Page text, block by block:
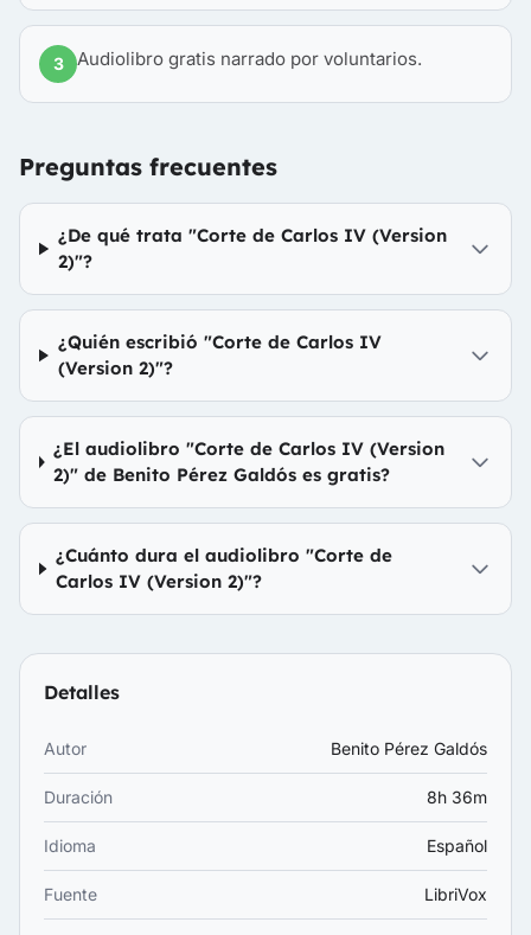
3 Audiolibro gratis narrado por voluntarios.
Preguntas frecuentes
¿De qué trata "Corte de Carlos IV (Version
2)"?
¿Quién escribió "Corte de Carlos IV
(Version 2)"?
¿El audiolibro "Corte de Carlos IV (Version
2)" de Benito Pérez Galdós es gratis?
¿Cuánto dura el audiolibro "Corte de
Carlos IV (Version 2)"?
Detalles
Autor Benito Pérez Galdós
Duración 8h 36m
Idioma Español
Fuente LibriVox